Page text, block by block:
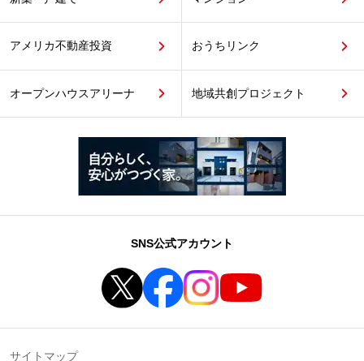
アメリカ不動産投資 おうちリンク
オープンハウスアリーナ 地域共創プロジェクト
SNS公式アカウント
サイトマップ